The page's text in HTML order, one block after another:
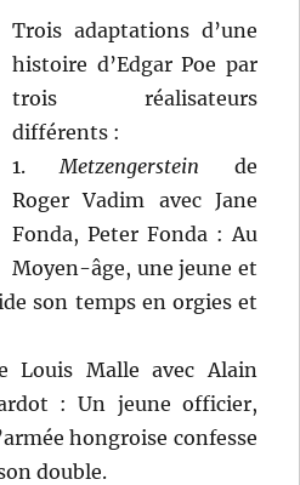
Hough
Trois adaptations d’une
histoire d’Edgar Poe par
trois réalisateurs
différents :
1. Metzengerstein de
Roger Vadim avec Jane
Fonda, Peter Fonda : Au
Moyen-âge, une jeune et
son temps en orgies et
Louis Malle avec Alain
: Un jeune officier,
hongroise confesse
double.